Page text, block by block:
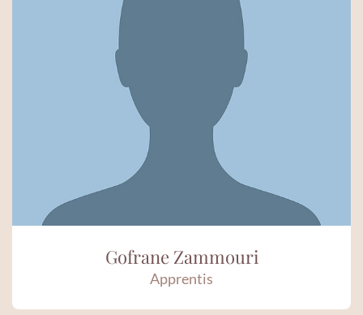
Gofrane Zammouri
Apprentis